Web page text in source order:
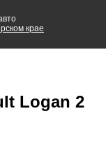
крае
Logan 2